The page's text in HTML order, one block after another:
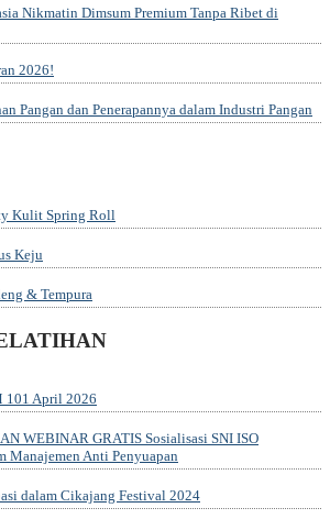
Nikmatin Dimsum Premium Tanpa Ribet di
2026!
Pangan dan Penerapannya dalam Industri Pangan
Kulit Spring Roll
Keju
& Tempura
101 April 2026
WEBINAR GRATIS Sosialisasi SNI ISO
Manajemen Anti Penyuapan
dalam Cikajang Festival 2024